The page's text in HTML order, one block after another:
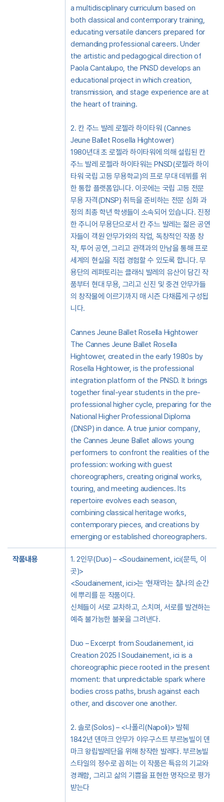
a multidisciplinary curriculum based on
both classical and contemporary training,
educating versatile dancers prepared for
demanding professional careers. Under
the artistic and pedagogical direction of
Paola Cantalupo, the PNSD develops an
educational project in which creation,
transmission, and stage experience are at
the heart of training.
2. 칸 주느 발레 로젤라 하이타워 (Cannes
Jeune Ballet Rosella Hightower)
1980년대 초 로젤라 하이타워에 의해 설립된 칸
주느 발레 로젤라 하이타워는 PNSD(로젤라 하이
타워 국립 고등 무용학교)의 프로 무대 데뷔를 위
한 통합 플랫폼입니다. 이곳에는 국립 고등 전문
무용 자격(DNSP) 취득을 준비하는 전문 심화 과
정의 최종 학년 학생들이 소속되어 있습니다. 진정
한 주니어 무용단으로서 칸 주느 발레는 젊은 공연
자들이 객원 안무가와의 작업, 독창적인 작품 창
작, 투어 공연, 그리고 관객과의 만남을 통해 프로
세계의 현실을 직접 경험할 수 있도록 합니다. 무
용단의 레퍼토리는 클래식 발레의 유산이 담긴 작
품부터 현대 무용, 그리고 신진 및 중견 안무가들
의 창작물에 이르기까지 매 시즌 다채롭게 구성됩
니다.
Cannes Jeune Ballet Rosella Hightower
The Cannes Jeune Ballet Rosella
Hightower, created in the early 1980s by
Rosella Hightower, is the professional
integration platform of the PNSD. It brings
together final-year students in the pre-
professional higher cycle, preparing for the
National Higher Professional Diploma
(DNSP) in dance. A true junior company,
the Cannes Jeune Ballet allows young
performers to confront the realities of the
profession: working with guest
choreographers, creating original works,
touring, and meeting audiences. Its
repertoire evolves each season,
combining classical heritage works,
contemporary pieces, and creations by
emerging or established choreographers.
작품내용
1. 2인무(Duo) – <Soudainement, ici(문득, 이
곳)>
<Soudainement, ici>는 ‘현재’라는 찰나의 순간
에 뿌리를 둔 작품이다.
신체들이 서로 교차하고, 스치며, 서로를 발견하는
예측 불가능한 불꽃을 그려낸다.
Duo – Excerpt from Soudainement, ici
Creation 2025 l Soudainement, ici is a
choreographic piece rooted in the present
moment: that unpredictable spark where
bodies cross paths, brush against each
other, and discover one another.
2. 솔로(Solos) – <나폴리(Napoli)> 발췌
1842년 덴마크 안무가 아우구스트 부르농빌이 덴
마크 왕립발레단을 위해 창작한 발레다. 부르농빌
스타일의 정수로 꼽히는 이 작품은 특유의 기교와
경쾌함, 그리고 삶의 기쁨을 표현한 명작으로 평가
받는다